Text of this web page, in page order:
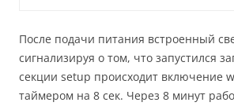
После подачи питания встроенный
сигнализируя о том, что запустился
секции setup происходит включение
таймером на 8 сек. Через 8 минут